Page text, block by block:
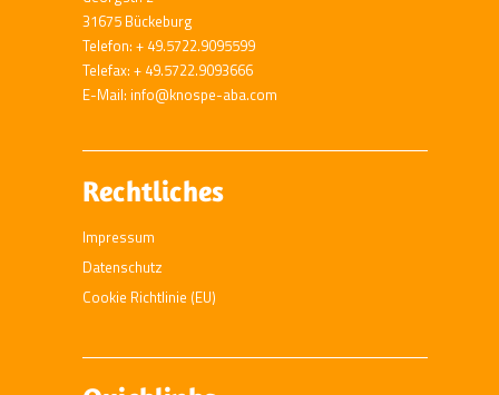
31675 Bückeburg
Telefon: + 49.5722.9095599
Telefax: + 49.5722.9093666
E-Mail: info@knospe-aba.com
Rechtliches
Impressum
Datenschutz
Cookie Richtlinie (EU)